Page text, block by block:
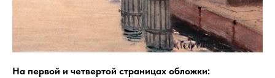
На первой и четвертой страницах обложки: